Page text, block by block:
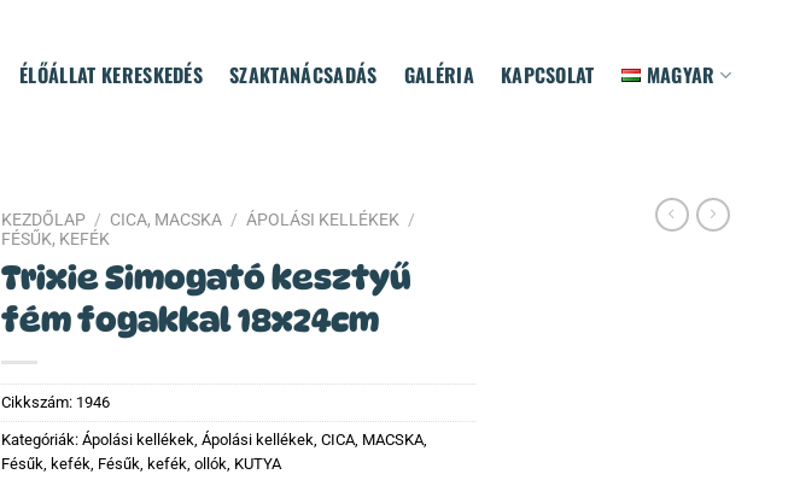
ÉLŐÁLLAT KERESKEDÉS SZAKTANÁCSADÁS GALÉRIA KAPCSOLAT MAGYAR
KEZDŐLAP / CICA, MACSKA / ÁPOLÁSI KELLÉKEK /
FÉSŰK, KEFÉK
Trixie Simogató kesztyű
fém fogakkal 18x24cm
Cikkszám: 1946
Kategóriák: Ápolási kellékek Ápolási kellékek CICA, MACSKA
Fésűk, kefék Fésűk, kefék, ollók KUTYA